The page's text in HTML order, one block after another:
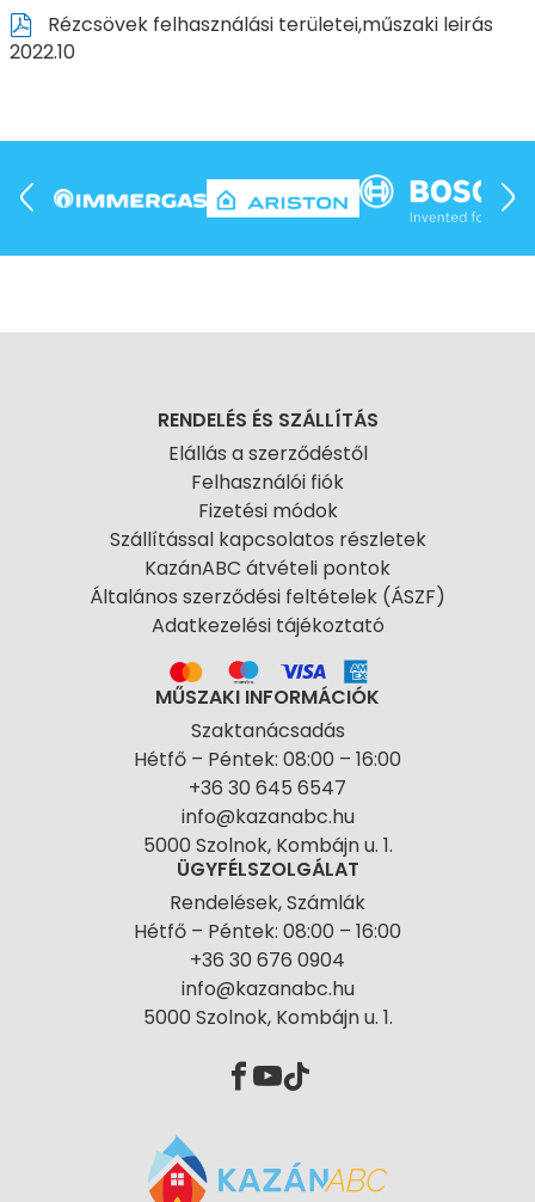
Rézcsövek felhasználási területei,műszaki leirás
2022.10
RENDELÉS ÉS SZÁLLÍTÁS
Elállás a szerződéstől
Felhasználói fiók
Fizetési módok
Szállítással kapcsolatos részletek
KazánABC átvételi pontok
Általános szerződési feltételek (ÁSZF)
Adatkezelési tájékoztató
MŰSZAKI INFORMÁCIÓK
Szaktanácsadás
Hétfő – Péntek: 08:00 – 16:00
+36 30 645 6547
info@kazanabc.hu
5000 Szolnok, Kombájn u. 1.
ÜGYFÉLSZOLGÁLAT
Rendelések, Számlák
Hétfő – Péntek: 08:00 – 16:00
+36 30 676 0904
info@kazanabc.hu
5000 Szolnok, Kombájn u. 1.